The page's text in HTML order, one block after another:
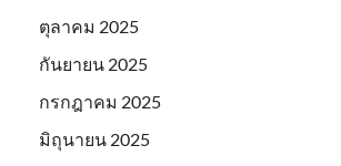
ตุลาคม 2025
กันยายน 2025
กรกฎาคม 2025
มิถุนายน 2025